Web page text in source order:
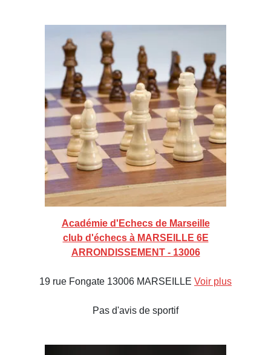
Académie d'Echecs de Marseille
club d'échecs à MARSEILLE 6E
ARRONDISSEMENT - 13006
19 rue Fongate 13006 MARSEILLE Voir plus
Pas d'avis de sportif